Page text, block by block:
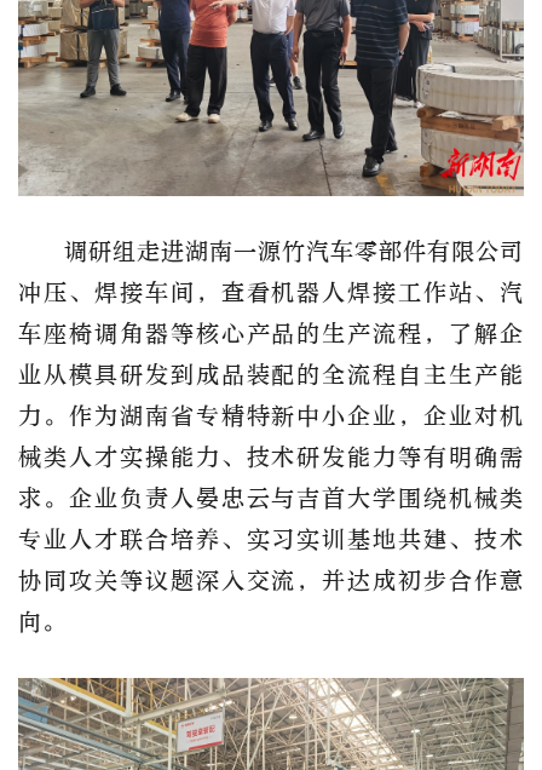
调研组走进湖南一源竹汽车零部件有限公司
冲压、焊接车间，查看机器人焊接工作站、汽
车座椅调角器等核心产品的生产流程，了解企
业从模具研发到成品装配的全流程自主生产能
力。作为湖南省专精特新中小企业，企业对机
械类人才实操能力、技术研发能力等有明确需
求。 企业负责人晏忠云与吉首大学围绕机械类
专业人才联合培养、实习实训基地共建、技术
协同攻关等议题深入交流，并达成初步合作意
向。